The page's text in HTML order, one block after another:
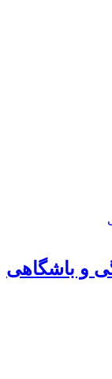
و باشگاهی